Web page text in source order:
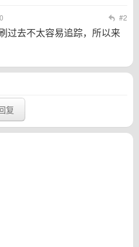
#2
过去不太容易追踪，所以来
复